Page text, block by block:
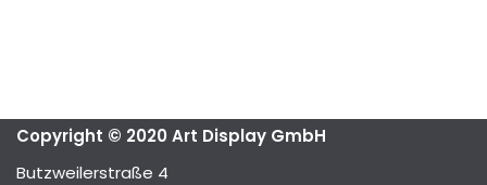
Copyright © 2020 Art Display GmbH
Butzweilerstraße 4